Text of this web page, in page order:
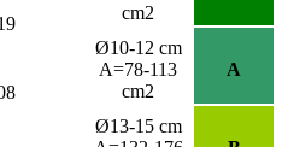
cm2
Ø10-12 cm
A=78-113
cm2
A
Ø13-15 cm